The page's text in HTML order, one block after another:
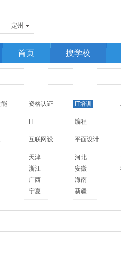
定州
首页 搜学校
资格认证 IT培训
IT 编程
互联网设 平面设计
天津 河北
浙江 安徽
广西 海南
宁夏 新疆